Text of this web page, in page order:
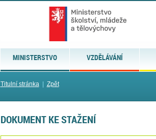
MINISTERSTVO VZDĚLÁVÁNÍ
Titulní stránka| Zpět
DOKUMENT KE STAŽENÍ